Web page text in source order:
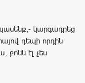
կարգադրեց
դեպի որդին
քոնն էլ չես